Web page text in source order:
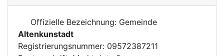
Offizielle Bezeichnung: Gemeinde
Altenkunstadt
Registrierungsnummer: 09572387211